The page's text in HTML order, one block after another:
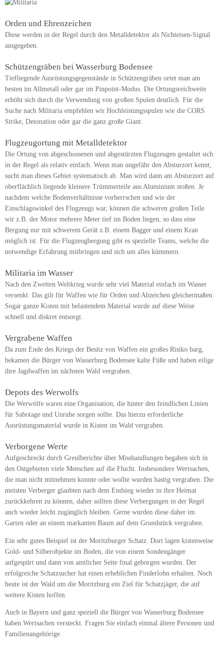
Orden und Ehrenzeichen
Diese werden in der Regel durch den Metalldetektor als Nichteisen-Signal
ausgegeben.
Schützengräben bei Wasserburg Bodensee
Tiefliegende Ausrüstungsgegenstände in Schützengräben ortet man am
besten im Allmetall oder gar im Pinpoint-Modus. Die Ortungsreichweite
erhöht sich durch die Verwendung von großen Spulen deutlich. Für die
Suche nach Militaria empfehlen wir Hochleistungsspulen wie die CORS
Strike, Detonation oder gar die ganz große Giant.
Flugzeugortung mit Metalldetektor
Die Ortung von abgeschossenen und abgestürzten Flugzeugen gestaltet sich
in der Regel als relativ einfach. Wenn man ungefähr den Absturzort kennt,
sucht man dieses Gebiet systematisch ab. Man wird dann am Absturzort auf
oberflächlich liegende kleinere Trümmerteile aus Aluminium stoßen. Je
nachdem welche Bodenverhältnisse vorherrschen und wie der
Einschlagswinkel des Flugzeugs war, können die schweren großen Teile
wir z.B. der Motor mehrere Meter tief im Boden liegen, so dass eine
Bergung nur mit schwerem Gerät z.B. einem Bagger und einem Kran
möglich ist. Für die Flugzeugbergung gibt es spezielle Teams, welche die
notwendige Erfahrung mitbringen und sich um alles kümmern.
Militaria im Wasser
Nach den Zweiten Weltkrieg wurde sehr viel Material einfach im Wasser
versenkt. Das gilt für Waffen wie für Orden und Abzeichen gleichermaßen.
Sogar ganze Kisten mit belastendem Material wurde auf diese Weise
schnell und diskret entsorgt.
Vergrabene Waffen
Da zum Ende des Kriegs der Besitz von Waffen ein großes Risiko barg,
bekamen die Bürger von Wasserburg Bodensee kalte Füße und haben eilige
ihre Jagdwaffen im nächsten Wald vergraben.
Depots des Werwolfs
Die Werwölfe waren eine Organisation, die hinter den feindlichen Linien
für Sabotage und Unruhe sorgen sollte. Das hierzu erforderliche
Ausrüstungsmaterial wurde in Kisten im Wald vergraben.
Verborgene Werte
Aufgeschreckt durch Greulberichte über Misshandlungen begaben sich in
den Ostgebieten viele Menschen auf die Flucht. Insbesondere Wertsachen,
die man nicht mitnehmen konnte oder wollte wurden hastig vergraben. Die
meisten Verberger glaubten nach dem Endsieg wieder in ihre Heimat
zurückkehren zu können, daher sollten diese Verbergungen in der Regel
auch wieder leicht zugänglich bleiben. Gerne wurden diese daher im
Garten oder an einem markanten Baum auf dem Grundstück vergraben.
Ein sehr gutes Beispiel ist der Moritzburger Schatz. Dort lagen kistenweise
Gold- und Silberobjekte im Boden, die von einem Sondengänger
aufgespürt und dann von amtlicher Seite final geborgen wurden. Der
erfolgreiche Schatzsucher hat einen erheblichen Finderlohn erhalten. Noch
heute ist der Wald um die Moritzburg ein Ziel für Schatzjäger, die auf
weitere Kisten hoffen.
Auch in Bayern und ganz speziell die Bürger von Wasserburg Bodensee
haben Wertsachen versteckt. Fragen Sie einfach einmal ältere Personen und
Familienangehörige.